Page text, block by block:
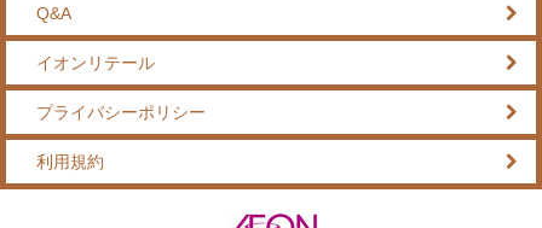
Q&A
イオンリテール
プライバシーポリシー
利用規約